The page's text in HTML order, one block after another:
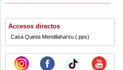
Accesos directos
Casa Quinta Mendilaharsu (.pps)